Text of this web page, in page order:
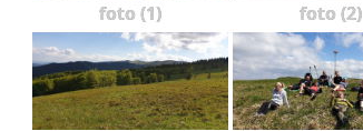
foto (1) foto (2)